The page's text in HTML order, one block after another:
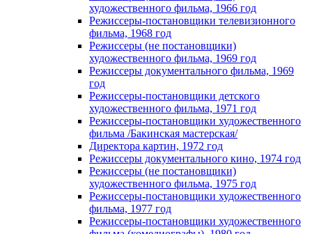
художественного фильма, 1966 год
Режиссеры-постановщики телевизионного
фильма, 1968 год
Режиссеры (не постановщики)
художественного фильма, 1969 год
Режиссеры документального фильма, 1969
год
Режиссеры-постановщики детского
художественного фильма, 1971 год
Режиссеры-постановщики художественного
фильма /Бакинская мастерская/
Директора картин, 1972 год
Режиссеры документального кино, 1974 год
Режиссеры (не постановщики)
художественного фильма, 1975 год
Режиссеры-постановщики художественного
фильма, 1977 год
Режиссеры-постановщики художественного